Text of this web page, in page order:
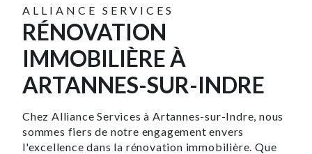
ALLIANCE SERVICES
RÉNOVATION
IMMOBILIÈRE À
ARTANNES-SUR-INDRE
Chez Alliance Services à Artannes-sur-Indre, nous
sommes fiers de notre engagement envers
l'excellence dans la rénovation immobilière. Que